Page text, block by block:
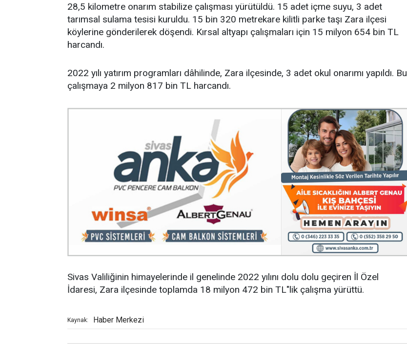
28,5 kilometre onarım stabilize çalışması yürütüldü. 15 adet içme suyu, 3 adet
tarımsal sulama tesisi kuruldu. 15 bin 320 metrekare kilitli parke taşı Zara ilçesi
köylerine gönderilerek döşendi. Kırsal altyapı çalışmaları için 15 milyon 654 bin TL
harcandı.
2022 yılı yatırım programları dâhilinde, Zara ilçesinde, 3 adet okul onarımı yapıldı. Bu
çalışmaya 2 milyon 817 bin TL harcandı.
Sivas Valiliğinin himayelerinde il genelinde 2022 yılını dolu dolu geçiren İl Özel
İdaresi, Zara ilçesinde toplamda 18 milyon 472 bin TL"lik çalışma yürüttü.
Kaynak: Haber Merkezi